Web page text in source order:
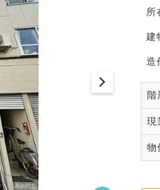
所
建
造
階
現
物